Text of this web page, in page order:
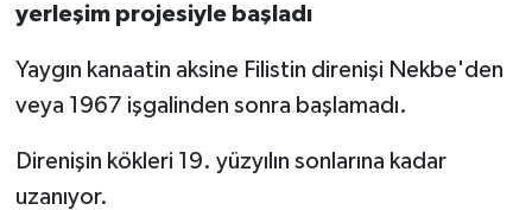
yerleşim projesiyle başladı
Yaygın kanaatin aksine Filistin direnişi Nekbe'den
veya 1967 işgalinden sonra başlamadı.
Direnişin kökleri 19. yüzyılın sonlarına kadar
uzanıyor.